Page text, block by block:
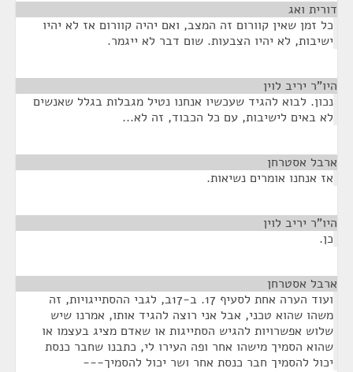
דורית ואג
כל זמן שאין קוורום זה המצב, ואם יהיה קוורום אז לא יהיו
ישיבות, לא יהיו הצבעות. שום דבר לא ייגמר.
היו"ר יריב לוין
נכון. לבוא להגיד שעכשיו אנחנו נטיל מגבלות בגלל שאנשים
לא באים לישיבות, עם כל הכבוד, זה לא...
ארבל אסטרחן
אז אנחנו אומרים נשיאות.
היו"ר יריב לוין
כן.
ארבל אסטרחן
ועוד הערה אחת לסעיף 17. ב-17ב, לגבי ההסתייגויות, זה
משהו שהוא טכני, אבל אני רוצה להגיד אותו, אמרנו שיש
שלוש אפשרויות להגיש הסתייגות או שאדם מציג בעצמו או
שהוא הסמיך מישהו אחר ופה העירו לי, כתבנו שחבר כנסת
יכול להסמיך חבר כנסת אחר ושר יכול להסמיך---